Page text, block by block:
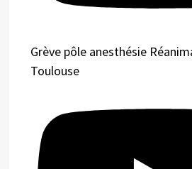
Grève pôle anesthésie
Toulouse